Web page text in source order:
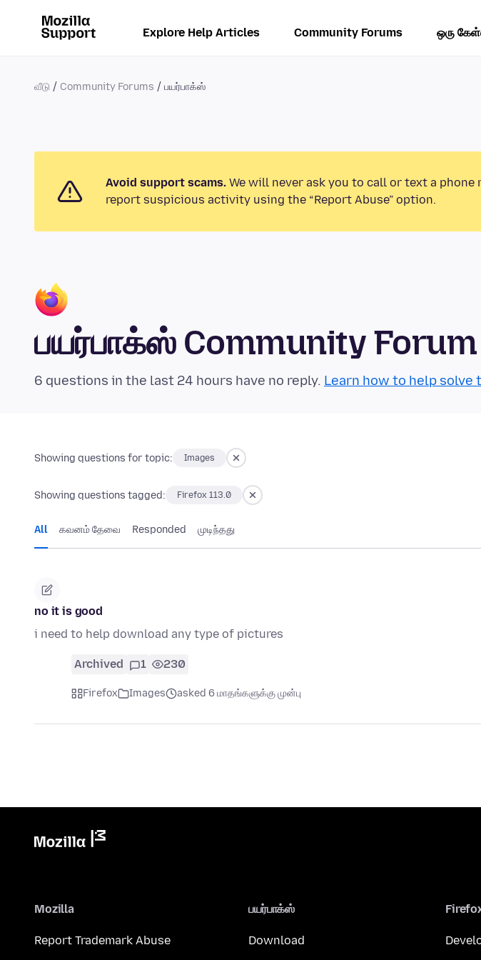
Explore Help Articles Community Forums ஒரு
வீடு Community Forums பயர்பாக்ஸ்
Avoid support scams. We will never ask you to call or text a
report suspicious activity using the “Report Abuse” option.
பயர்பாக்ஸ் Community Forum
6 questions in the last 24 hours have no reply. Learn how to help solve
Showing questions for topic: Images
Showing questions tagged: Firefox 113.0
All கவனம் தேவை Responded முடிந்தது
no it is good
i need to help download any type of pictures
Archived 1 230
Firefox Images asked 6 மாதங்களுக்கு முன்பு
Mozilla
Report Trademark Abuse
பயர்பாக்ஸ்
Download